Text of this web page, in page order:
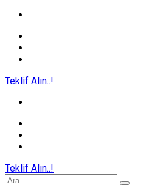
Teklif Alın..!
Teklif Alın..!